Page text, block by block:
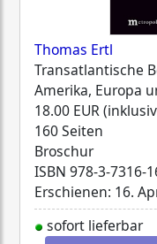
Thomas Ertl
Transatlantische
Amerika, Europa
18.00 EUR
160 Seiten
Broschur
ISBN 978-3-7316-
Erschienen: 16.
sofort lieferbar